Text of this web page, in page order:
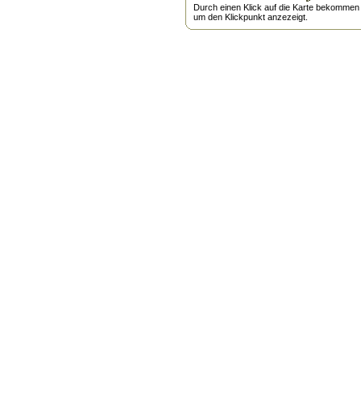
Durch einen Klick auf die Karte
um den Klickpunkt anzezeigt.